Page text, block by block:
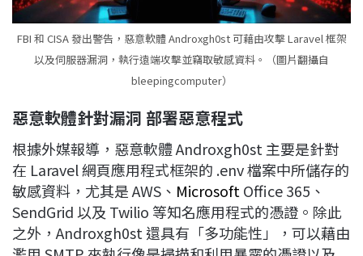
FBI 和 CISA 發出警告，惡意軟體 Androxgh0st 可藉由攻擊 Laravel 框架
以及伺服器漏洞，執行遠端攻擊並竊取敏感資料。（圖片翻攝自
bleepingcomputer）
惡意軟體針對漏洞 部署惡意程式
根據外媒報導，惡意軟體 Androxgh0st 主要是針對
在 Laravel 網頁應用程式框架的 .env 檔案中所儲存的
敏感資料，尤其是 AWS、 MicrosoftOffice 365、
SendGrid 以及 Twilio 等知名應用程式的憑證。除此
之外，Androxgh0st 還具有「多功能性」，可以藉由